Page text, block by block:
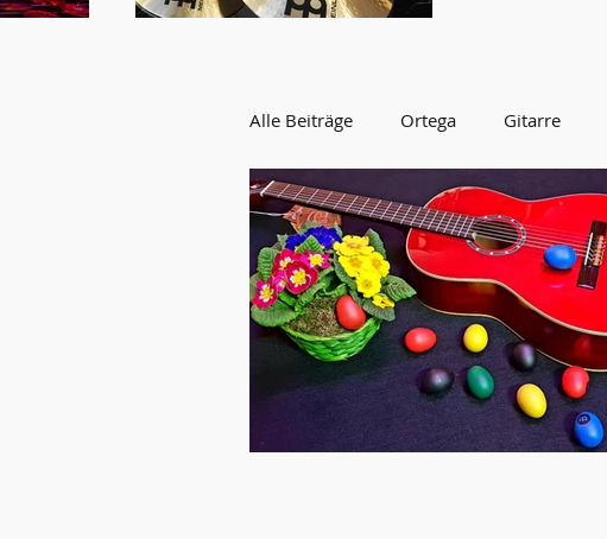
Alle Beiträge Ortega Gitarre
AKTION WERBUNG INFOS
Literatur Kalimba MEINL